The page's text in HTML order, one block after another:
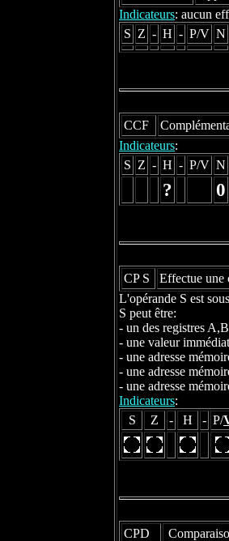
Indicateurs: aucun
S Z - H - P/V N
CCF
Indicateurs:
S Z - H - P/V N
? 0
CP S
Effectue une
L'opérande S est
S peut être:
- un des registres
- une valeur
- une adresse
- une adresse
- une adresse
Indicateurs:
S
Z - H - P/
CPD